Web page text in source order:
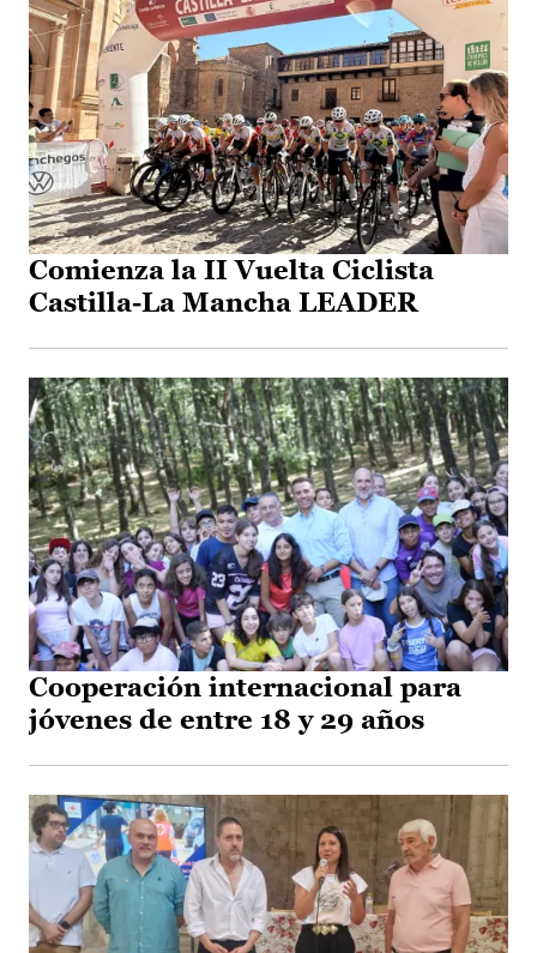
Comienza la II Vuelta Ciclista
Castilla-La Mancha LEADER
Cooperación internacional para
jóvenes de entre 18 y 29 años